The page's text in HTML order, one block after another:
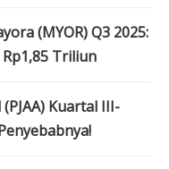
(MYOR) Q3 2025:
Rp1,85 Triliun
Kuartal III-